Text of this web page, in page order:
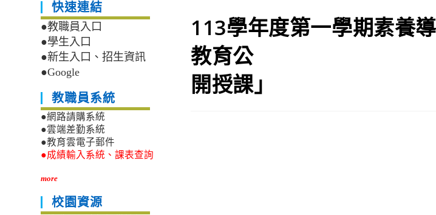
113學年度第一學期素養
教育公
開授課」
快速連結
●教職員入口
●學生入口
●新生入口、招生資訊
●Google
教職員系統
●網路請購系統
●雲端差勤系統
●教育雲電子郵件
●成績輸入系統、課表查詢
more
校園資源